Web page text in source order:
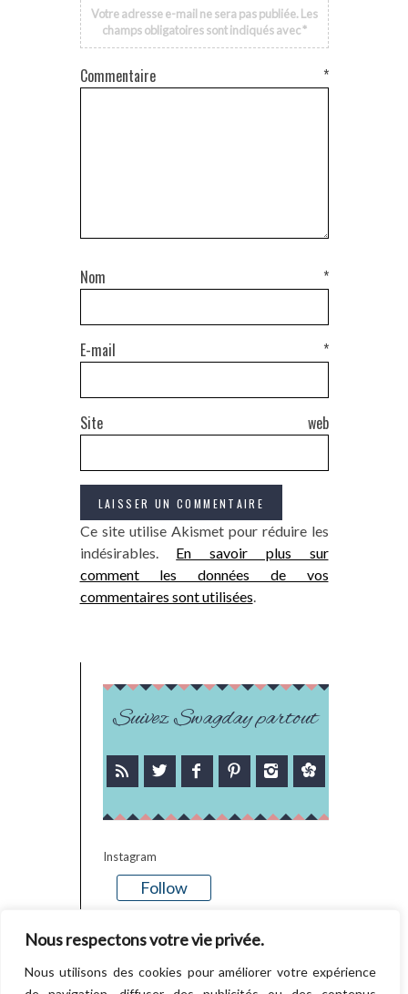
Nous respectons votre vie privée.
Nous utilisons des cookies pour améliorer votre expérience
Votre adresse e-mail ne sera pas publiée. Les
champs obligatoires sont indiqués avec*
Commentaire *
Nom *
E-mail *
Site web
Ce site utilise Akismet pour réduire les
indésirables. En savoir plus sur
comment les données de vos
commentaires sont utilisées
Suivez Swagday partout
Instagram
Follow